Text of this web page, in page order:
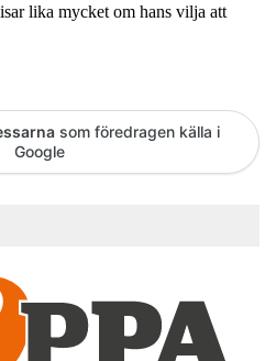
lika mycket om hans vilja att
som föredragen källa i
Google